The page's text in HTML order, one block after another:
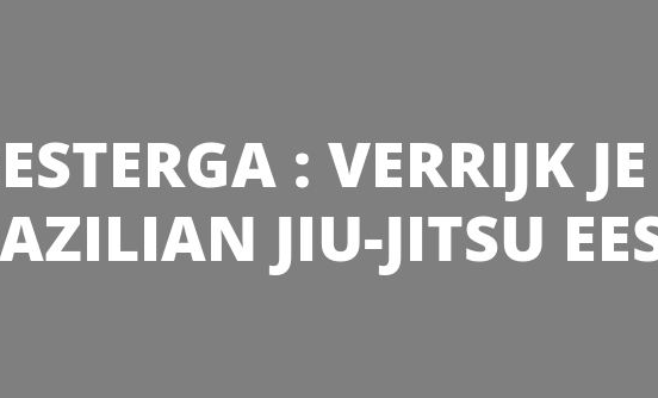
: VERRIJK
JIU-JITSU